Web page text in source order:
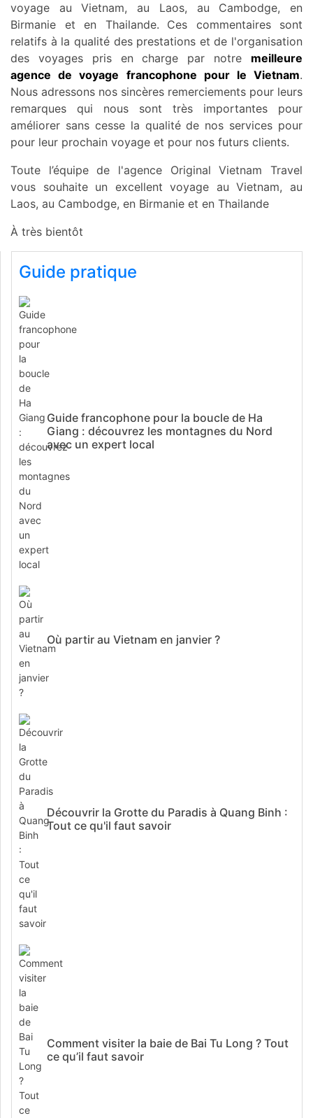
voyage au Vietnam, au Laos, au Cambodge, en
Birmanie et en Thailande.
Ces commentaires sont
relatifs à la qualité des prestations et de l'organisation
des voyages pris en charge par notre meilleure
agence de voyage francophone pour le Vietnam.
Nous adressons nos sincères remerciements pour leurs
remarques qui nous sont très importantes pour
améliorer sans cesse la qualité de nos services pour
pour leur prochain voyage et pour nos futurs clients.
Toute l’équipe de l'agence Original Vietnam Travel
vous souhaite un excellent voyage au Vietnam, au
Laos, au Cambodge, en Birmanie et en Thailande
À très bientôt
Guide pratique
Guide francophone pour la boucle de Ha
Giang : découvrez les montagnes du Nord
avec un expert local
Où partir au Vietnam en janvier ?
Découvrir la Grotte du Paradis à Quang Binh :
Tout ce qu'il faut savoir
Comment visiter la baie de Bai Tu Long ? Tout
ce qu’il faut savoir